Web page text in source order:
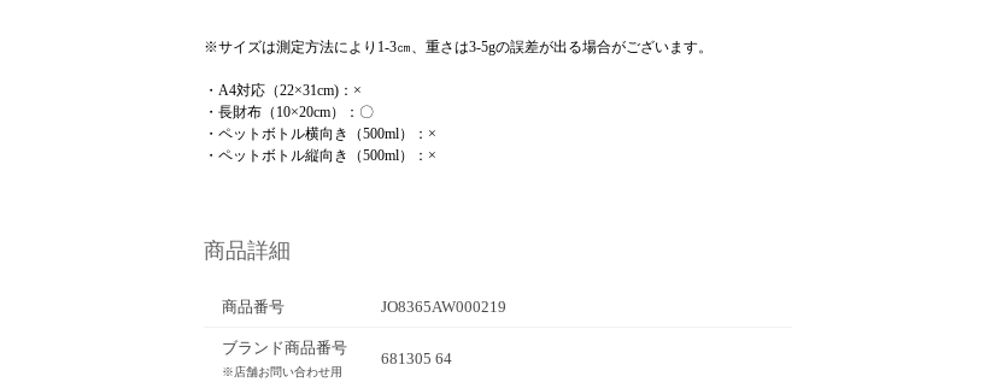
※サイズは測定方法により1-3㎝、重さは3-5gの誤差が出る場合がございます。
・A4対応（22×31cm)：×
・長財布（10×20cm）：〇
・ペットボトル横向き（500ml）：×
・ペットボトル縦向き（500ml）：×
商品詳細
商品番号 JO8365AW000219
ブランド商品番号
※店舗お問い合わせ用
681305 64